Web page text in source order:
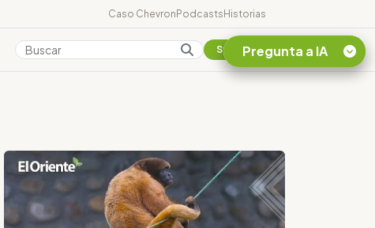
Caso ChevronPodcastsHistorias
Colombia SuscribirsePregunta a IA
Listar destinos
turísticos de la
Amazonia Ecuatoriana
¿En que consiste la